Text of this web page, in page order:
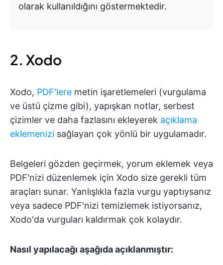
olarak kullanıldığını göstermektedir.
2. Xodo
Xodo, PDF'lere metin işaretlemeleri (vurgulama
ve üstü çizme gibi), yapışkan notlar, serbest
çizimler ve daha fazlasını ekleyerek açıklama
eklemenizi sağlayan çok yönlü bir uygulamadır.
Belgeleri gözden geçirmek, yorum eklemek veya
PDF'nizi düzenlemek için Xodo size gerekli tüm
araçları sunar. Yanlışlıkla fazla vurgu yaptıysanız
veya sadece PDF'nizi temizlemek istiyorsanız,
Xodo'da vurguları kaldırmak çok kolaydır.
Nasıl yapılacağı aşağıda açıklanmıştır: